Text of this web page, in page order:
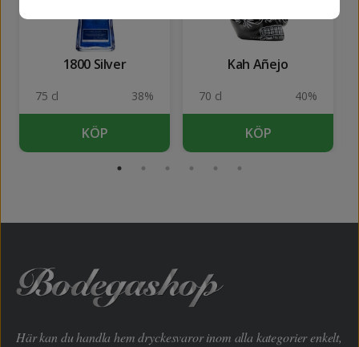
1800 Silver
75 cl 38%
KÖP
Kah Añejo
70 cl 40%
KÖP
Här kan du handla hem dryckesvaror inom alla kategorier enkelt,